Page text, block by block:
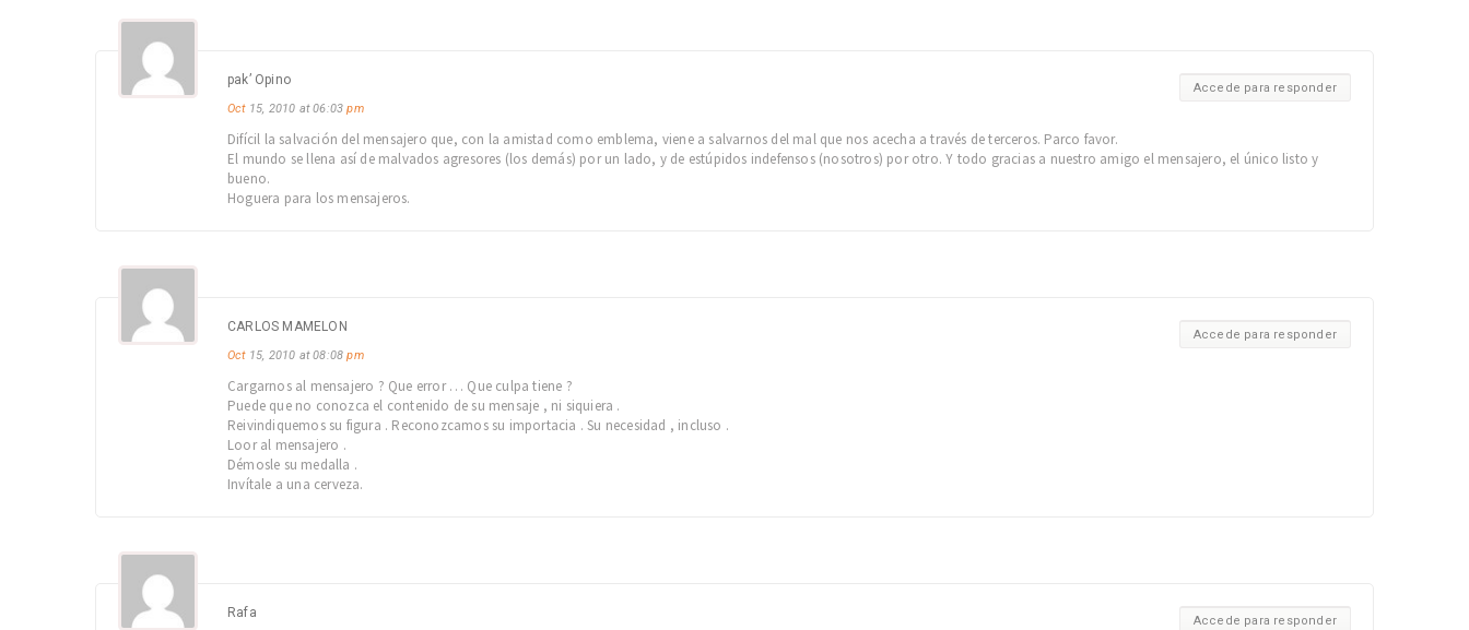
Accede para responder
pak’ Opino
Oct15, 2010 at 06:03pm
Difícil la salvación del mensajero que, con la amistad como emblema, viene a salvarnos del mal que nos acecha a través de terceros. Parco favor.
El mundo se llena así de malvados agresores (los demás) por un lado, y de estúpidos indefensos (nosotros) por otro. Y todo gracias a nuestro amigo el mensajero, el único listo y
bueno.
Hoguera para los mensajeros.
Accede para responder
CARLOS MAMELON
Oct15, 2010 at 08:08pm
Cargarnos al mensajero ? Que error … Que culpa tiene ?
Puede que no conozca el contenido de su mensaje , ni siquiera .
Reivindiquemos su figura . Reconozcamos su importacia . Su necesidad , incluso .
Loor al mensajero .
Démosle su medalla .
Invítale a una cerveza.
Accede para responder
Rafa